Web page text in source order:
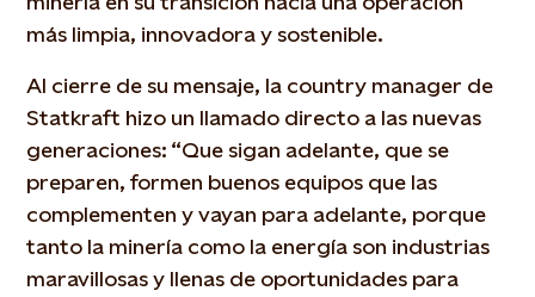
más limpia, innovadora y sostenible.
Al cierre de su mensaje, la country manager de
Statkraft hizo un llamado directo a las nuevas
generaciones: “Que sigan adelante, que se
preparen, formen buenos equipos que las
complementen y vayan para adelante, porque
tanto la minería como la energía son industrias
maravillosas y llenas de oportunidades para